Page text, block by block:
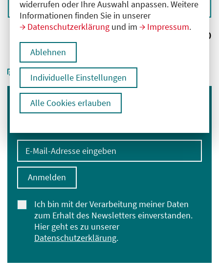
widerrufen oder Ihre Auswahl anpassen. Weitere
Informationen finden Sie in unserer
Datenschutzerklärung und im Impressum.
Ablehnen
Individuelle Einstellungen
Alle Cookies erlauben
Sortieren nach
Ergebnisse: 0
Immer informiert bleiben
E-Mail-Adresse eingeben
Ich bin mit der Verarbeitung meiner Daten
zum Erhalt des Newsletters einverstanden.
Hier geht es zu unserer
Datenschutzerklärung.
Anmelden